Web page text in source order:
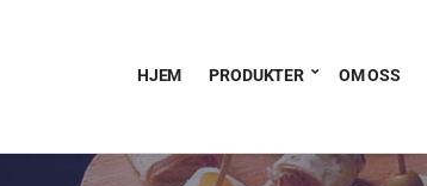
HJEM PRODUKTER OM OSS